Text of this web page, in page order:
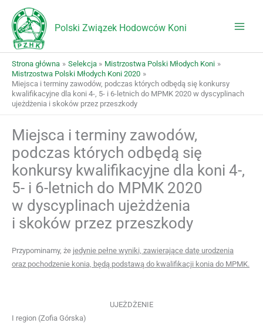
treści
Polski Związek Hodowców Koni
Strona główna Selekcja
Mistrzostwa Polski Młodych Koni
Mistrzostwa Polski Młodych Koni 2020
Miejsca i terminy zawodów, podczas których odbędą się konkursy
kwalifikacyjne dla koni 4-, 5- i 6-letnich do MPMK 2020 w dyscyplinach
ujeżdżenia i skoków przez przeszkody
Miejsca i terminy zawodów,
podczas których odbędą się
konkursy kwalifikacyjne dla koni 4-,
5- i 6-letnich do MPMK 2020
w dyscyplinach ujeżdżenia
i skoków przez przeszkody
Przypominamy, że jedynie pełne wyniki, zawierające datę urodzenia
oraz pochodzenie konia, będą podstawą do kwalifikacji konia do MPMK.
UJEŻDŻENIE
I region (Zofia Górska)